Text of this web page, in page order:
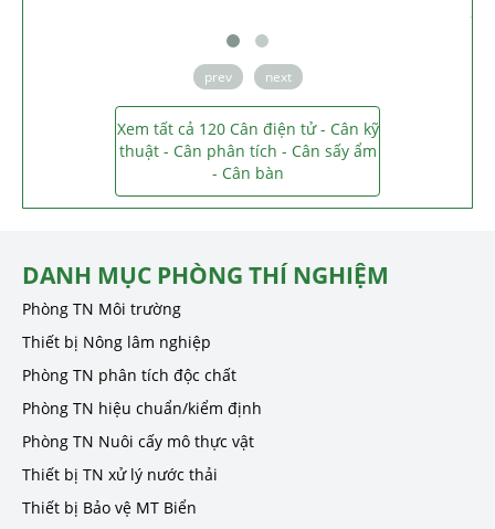
prev next
Xem tất cả 120 Cân điện tử - Cân kỹ
thuật - Cân phân tích - Cân sấy ẩm
- Cân bàn
DANH MỤC PHÒNG THÍ NGHIỆM
Phòng TN Môi trường
Thiết bị Nông lâm nghiệp
Phòng TN phân tích độc chất
Phòng TN hiệu chuẩn/kiểm định
Phòng TN Nuôi cấy mô thực vật
Thiết bị TN xử lý nước thải
Thiết bị Bảo vệ MT Biển